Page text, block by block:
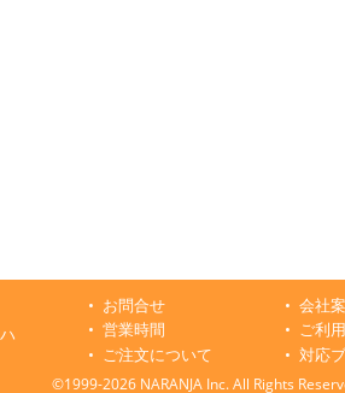
お問合せ 会社
営業時間
ご利
ご注文について
対応
©1999-2026 NARANJA Inc. All Rights